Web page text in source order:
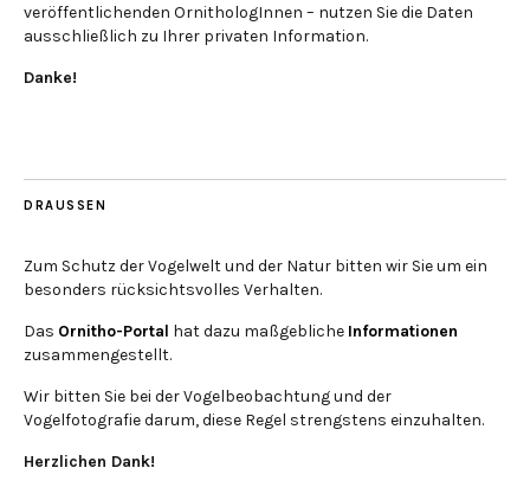
veröffentlichenden OrnithologInnen – nutzen Sie die Daten
ausschließlich zu Ihrer privaten Information.
Danke!
DRAUSSEN
Zum Schutz der Vogelwelt und der Natur bitten wir Sie um ein
besonders rücksichtsvolles Verhalten.
Das Ornitho-Portal hat dazu maßgebliche Informationen
zusammengestellt.
Wir bitten Sie bei der Vogelbeobachtung und der
Vogelfotografie darum, diese Regel strengstens einzuhalten.
Herzlichen Dank!